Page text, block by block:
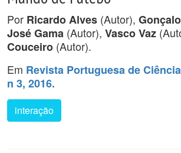
Por Ricardo Alves (Autor),
José Gama (Autor), Vasco Vaz
Couceiro (Autor).
Em Revista Portuguesa de
n 3, 2016.
interação